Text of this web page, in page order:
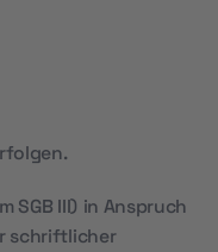
SGB III) in Anspruch
schriftlicher